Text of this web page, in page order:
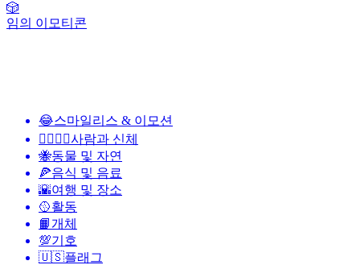
🎲
임의 이모티콘
😂스마일리스 & 이모션
👩‍❤️‍💋‍👨사람과 신체
🐝동물 및 자연
🍕음식 및 음료
🌇여행 및 장소
🥎활동
📙개체
💯기호
🇺🇸플래그